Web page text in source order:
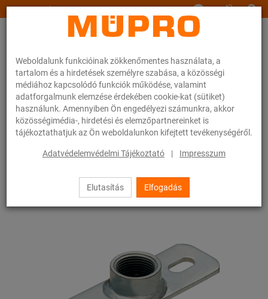
Weboldalunk funkcióinak zökkenőmentes használata, a
tartalom és a hirdetések személyre szabása, a közösségi
médiához kapcsolódó funkciók működése, valamint
adatforgalmunk elemzése érdekében cookie-kat (sütiket)
használunk. Amennyiben Ön engedélyezi számunkra, akkor
közösségimédia-, hirdetési és elemzőpartnereinket is
tájékoztathatjuk az Ön weboldalunkon kifejtett tevékenységéről.
Adatvédelemvédelmi Tájékoztató | Impresszum
Elutasítás Elfogadás
www.muepro.hu
Webáruhàz Rögzítéstechnika
Szerelési anyagok
Alaplapok karmantyúval